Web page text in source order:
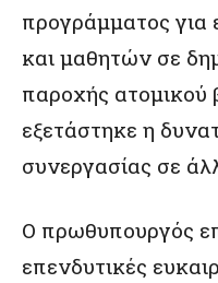
προγράμματος για
και μαθητών σε
παροχής
εξετάστηκε η
συνεργασίας σε
Ο πρωθυπουργός
επενδυτικές